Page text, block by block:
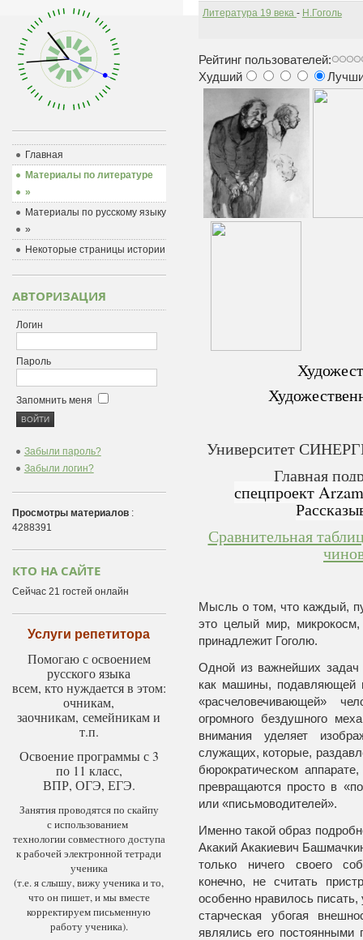
Литература 19 века - Н.Гоголь
Рейтинг пользователей:
Худший
Университет
Главная
спецпроект
Сравнительная
Мысль о том, что каждый,
это целый мир,
принадлежит Гоголю.
Одной из важнейших задач
как машины, подавляющей
«расчеловечивающей»
огромного бездушного
внимания уделяет
служащих, которые,
бюрократическом
превращаются просто в
или «письмоводителей».
Именно такой образ
Акакий Акакиевич
только ничего своего
конечно, не считать
особенно нравилось писать,
старческая убогая
являлись его
Главная
Материалы по литературе
»
Материалы по русскому языку
»
Некоторые страницы истории
АВТОРИЗАЦИЯ
Логин
Пароль
Запомнить меня
Забыли пароль?
Забыли логин?
Просмотры материалов:
4288391
КТО НА САЙТЕ
Сейчас 21 гостей онлайн
Услуги репетитора
Помогаю с освоением
русского языка
всем, кто нуждается в этом:
очникам,
заочникам, семейникам и
т.п.
Освоение программы с 3
по 11 класс,
ВПР, ОГЭ, ЕГЭ.
Занятия проводятся по скайпу
с использованием
технологии совместного доступа
к рабочей электронной тетради
ученика
(т.е. я слышу, вижу ученика и то,
что он пишет, и мы вместе
корректируем письменную
работу ученика).